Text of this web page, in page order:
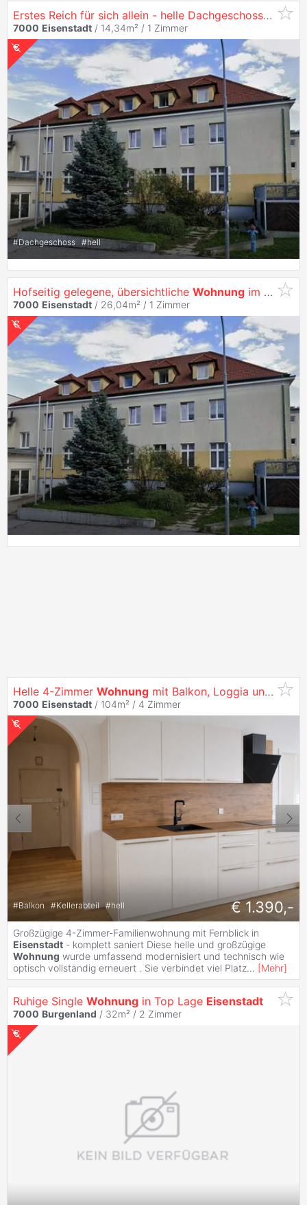
Erstes Reich für sich allein - helle Dachgeschosswohnung
7000 Eisenstadt / 14,34m² / 1 Zimmer
#Dachgeschoss #hell
Hofseitig gelegene, übersichtliche Wohnung im Hochparterre
7000 Eisenstadt / 26,04m² / 1 Zimmer
Helle 4-Zimmer Wohnung mit Balkon, Loggia und Fernblick - Komplett Saniert
7000 Eisenstadt / 104m² / 4 Zimmer
#Balkon #Kellerabteil #hell € 1.390,-
Großzügige 4-Zimmer-Familienwohnung mit Fernblick in
Eisenstadt - komplett saniert Diese helle und großzügige
Wohnung wurde umfassend modernisiert und technisch wie
optisch vollständig erneuert . Sie verbindet viel Platz... [Mehr]
Ruhige Single Wohnung in Top Lage Eisenstadt
7000 Burgenland / 32m² / 2 Zimmer